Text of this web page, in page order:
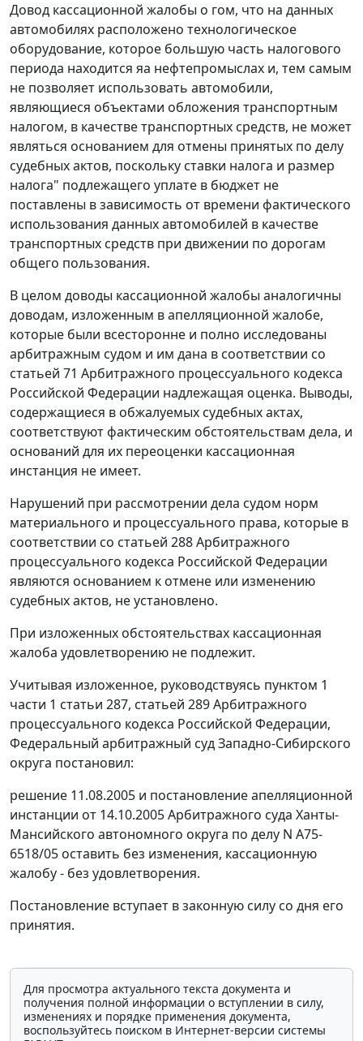
Довод кассационной жалобы о гом, что на данных
автомобилях расположено технологическое
оборудование, которое большую часть налогового
периода находится яа нефтепромыслах и, тем самым
не позволяет использовать автомобили,
являющиеся объектами обложения транспортным
налогом, в качестве транспортных средств, не может
являться основанием для отмены принятых по делу
судебных актов, поскольку ставки налога и размер
налога" подлежащего уплате в бюджет не
поставлены в зависимость от времени фактического
использования данных автомобилей в качестве
транспортных средств при движении по дорогам
общего пользования.
В целом доводы кассационной жалобы аналогичны
доводам, изложенным в апелляционной жалобе,
которые были всесторонне и полно исследованы
арбитражным судом и им дана в соответствии со
статьей 71 Арбитражного процессуального кодекса
Российской Федерации надлежащая оценка. Выводы,
содержащиеся в обжалуемых судебных актах,
соответствуют фактическим обстоятельствам дела, и
оснований для их переоценки кассационная
инстанция не имеет.
Нарушений при рассмотрении дела судом норм
материального и процессуального права, которые в
соответствии со статьей 288Арбитражного
процессуального кодекса Российской Федерации
являются основанием к отмене или изменению
судебных актов, не установлено.
При изложенных обстоятельствах кассационная
жалоба удовлетворению не подлежит.
Учитывая изложенное, руководствуясь пунктом 1
части 1 статьи 287, статьей 289Арбитражного
процессуального кодекса Российской Федерации,
Федеральный арбитражный суд Западно-Сибирского
округа постановил:
решение 11.08.2005 и постановление апелляционной
инстанции от 14.10.2005 Арбитражного суда Ханты-
Мансийского автономного округа по делу N А75-
6518/05 оставить без изменения, кассационную
жалобу - без удовлетворения.
Постановление вступает в законную силу со дня его
принятия.
Для просмотра актуального текста документа и
получения полной информации о вступлении в силу,
изменениях и порядке применения документа,
воспользуйтесь поиском в Интернет-версии системы